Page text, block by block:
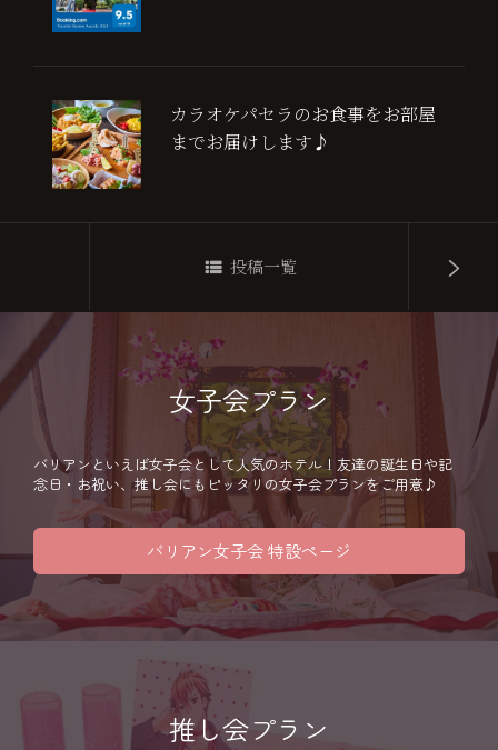
カラオケパセラのお食事をお部屋
までお届けします♪
投稿一覧
女子会プラン
バリアンといえば女子会として人気のホテル！友達の誕生日や記
念日・お祝い、推し会にもピッタリの女子会プランをご用意♪
バリアン女子会 特設ページ
推し会プラン